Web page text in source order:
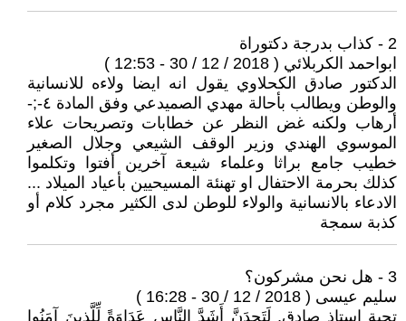
2 - كذاب بدرجة دكتوراة
ابواحمد الكربلائي ( 2018 / 12 / 30 - 12:53 )
الدكتور صادق الكحلاوي يقول انه ايضا ولاءه للانسانية
والوطن ويطالب بأحالة مهدي الصميدعي وفق المادة ٤-;-
أرهاب ولكنه غض النظر عن خطابات وتصريحات علاء
الموسوي الهندي وزير الوقف الشيعي وجلال الصغير
خطيب جامع براثا وعلماء شيعة آخرين أفتوا وتكلموا
كذلك بحرمة الاحتفال او تهنئة المسيحيين بأعياد الميلاد ...
الادعاء بالانسانية والولاء للوطن لدى الكثير مجرد كلام أو
كذبة سمجة
3 - هل نحن مشركون؟
سليم عيسى ( 2018 / 12 / 30 - 16:28 )
تحية استاذ صادق, لَتَجِدَنَّ أَشَدَّ النَّاسِ عَدَاوَةً لِّلَّذِينَ آمَنُوا